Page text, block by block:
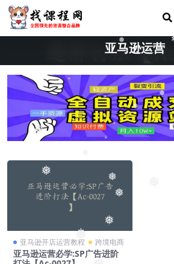
❅
❅
❅
❅
❅
❅
❅
❅
❅
亚马逊运营
亚马逊开店运营教程 跨境电商
亚马逊运营必学:SP广告进阶